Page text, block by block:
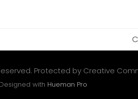
Protected by Creative
with Hueman Pro